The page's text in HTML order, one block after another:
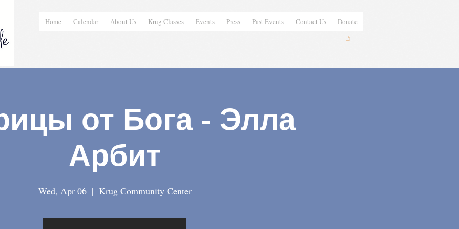
Home Calendar About Us Krug Classes Events Press Past Events Contact Us Donate
от Бога - Элла
Арбит
Wed, Apr 06
  |
Krug Community Center